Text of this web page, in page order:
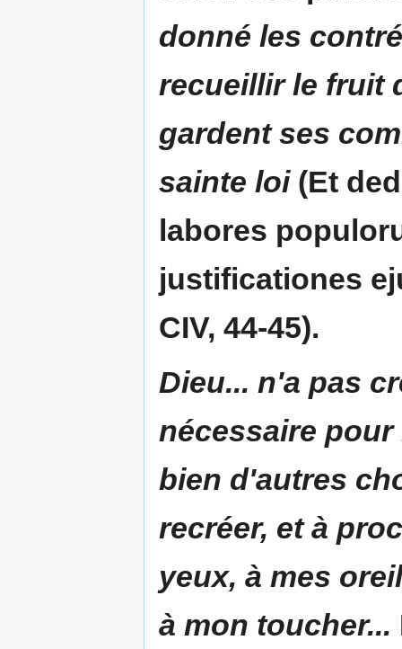
donné les
recueillir le fruit
gardent ses
sainte loi(Et
labores
justificationes
CIV, 44-45).
Dieu... n'a pas
nécessaire
bien d'autres
recréer, et à
yeux, à mes
à mon toucher...